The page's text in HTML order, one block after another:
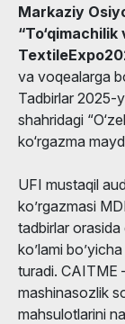
Markaziy
va voqealarga
Tadbirlar 2025-
shahridagi
ko‘rgazma
UFI mustaqil
ko’rgazmasi
tadbirlar orasida
ko’lami
turadi. CAITME
mashinasozlik
mahsulotlarini